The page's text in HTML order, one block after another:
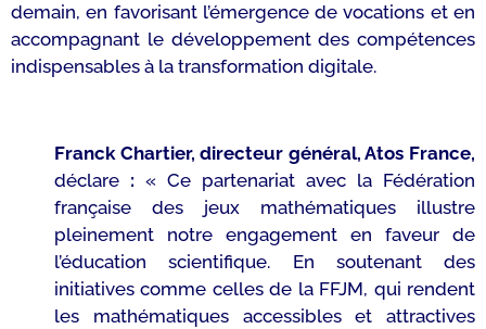
demain, en favorisant l’émergence de vocations et en
accompagnant le développement des compétences
indispensables à la transformation digitale.
Franck Chartier, directeur général, Atos France,
déclare : « Ce partenariat avec la Fédération
française des jeux mathématiques illustre
pleinement notre engagement en faveur de
l’éducation scientifique. En soutenant des
initiatives comme celles de la FFJM, qui rendent
les mathématiques accessibles et attractives